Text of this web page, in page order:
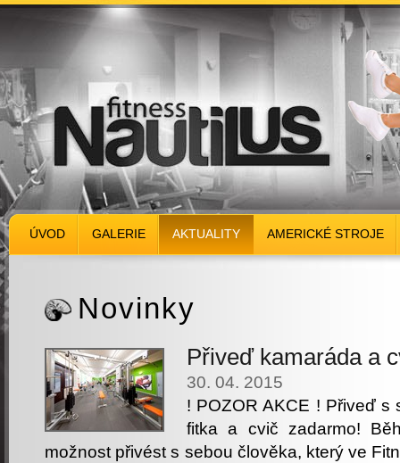
ÚVOD GALERIE AKTUALITY AMERICKÉ STROJE
Novinky
Přiveď kamaráda a
30. 04. 2015
! POZOR AKCE ! Přiveď
fitka a cvič zadarmo!
možnost přivést s sebou člověka, který ve